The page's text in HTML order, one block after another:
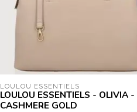
LOULOU ESSENTIELS
LOULOU ESSENTIELS - OLIVIA -
CASHMERE GOLD